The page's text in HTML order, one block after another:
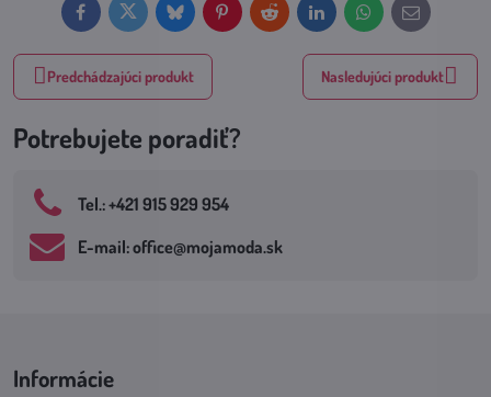
FacebookTwitter BlueskyPinterestReddit LinkedInWhatsApp
E-
mail
Predchádzajúci produkt Nasledujúci produkt
Potrebujete poradiť?
Tel​.: +421 915 929 954
E-mail: office​@mojamoda​.sk
Informácie